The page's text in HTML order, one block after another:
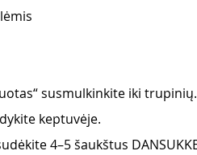
susmulkinkite iki trupinių.
keptuvėje.
4–5 šaukštus